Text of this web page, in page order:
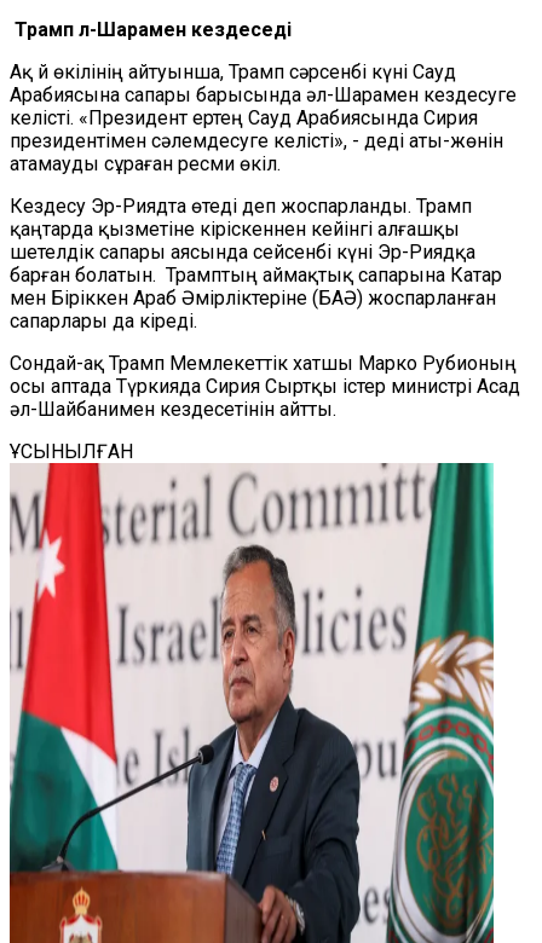
Трамп әл-Шарамен кездеседі
Ақ Үй өкілінің айтуынша, Трамп сәрсенбі күні Сауд
Арабиясына сапары барысында әл-Шарамен кездесуге
келісті. «Президент ертең Сауд Арабиясында Сирия
президентімен сәлемдесуге келісті», - деді аты-жөнін
атамауды сұраған ресми өкіл.
Кездесу Эр-Риядта өтеді деп жоспарланды. Трамп
қаңтарда қызметіне кіріскеннен кейінгі алғашқы
шетелдік сапары аясында сейсенбі күні Эр-Риядқа
барған болатын. Трамптың аймақтық сапарына Катар
мен Біріккен Араб Әмірліктеріне (БАӘ) жоспарланған
сапарлары да кіреді.
Сондай-ақ Трамп Мемлекеттік хатшы Марко Рубионың
осы аптада Түркияда Сирия Сыртқы істер министрі Асад
әл-Шайбанимен кездесетінін айтты.
ҰСЫНЫЛҒАН